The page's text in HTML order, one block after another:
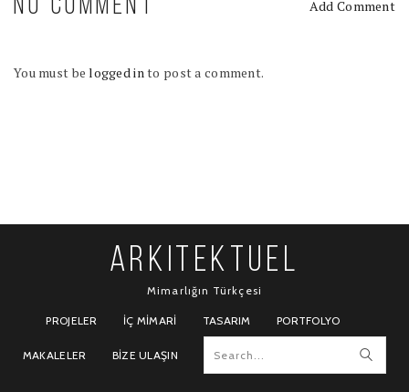
NO COMMENT Add Comment
You must belogged in to post a comment.
ARKITEKTUEL
Mimarlığın Türkçesi
PROJELER İÇ MIMARI TASARIM PORTFOLYO
MAKALELER BIZE ULAŞIN